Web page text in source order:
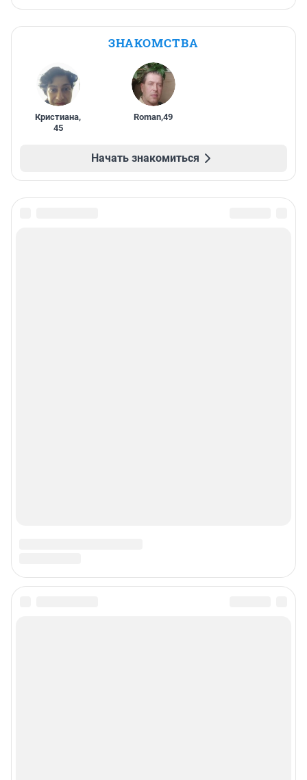
ЗНАКОМСТВА
Кристиана,
45
Roman,49
Начать знакомиться